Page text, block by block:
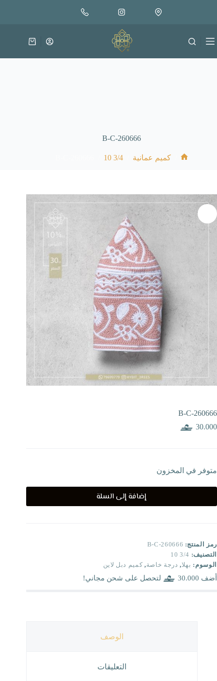
متوفر في المخزون
إضافة إلى السلة
عربة
B-C-260666
كميم عمانية 3/4 10
B-C-260666
30.000
متوفر في المخزون
إضافة إلى السلة
رمز المنتج: B-C-260666
التصنيف: 3/4 10
الوسوم: بهلا, درجة خاصة, كميم دبل لاين
أضف 30.000 لتحصل على شحن مجاني!
الوصف
التعليقات